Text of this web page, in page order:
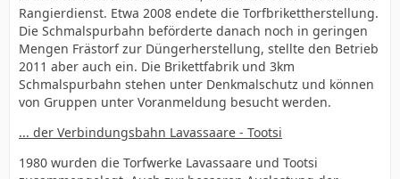
Rangierdienst. Etwa 2008 endete die Torfbrikettherstellung.
Die Schmalspurbahn beförderte danach noch in geringen
Mengen Frästorf zur Düngerherstellung, stellte den Betrieb
2011 aber auch ein. Die Brikettfabrik und 3km
Schmalspurbahn stehen unter Denkmalschutz und können
von Gruppen unter Voranmeldung besucht werden.
... der Verbindungsbahn Lavassaare - Tootsi
1980 wurden die Torfwerke Lavassaare und Tootsi